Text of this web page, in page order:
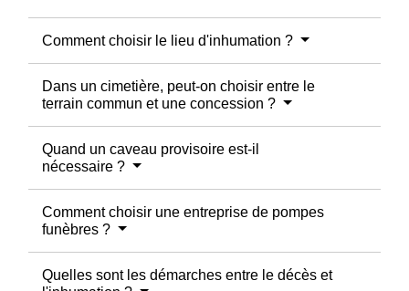
Comment choisir le lieu d'inhumation ?
Dans un cimetière, peut-on choisir entre le
terrain commun et une concession ?
Quand un caveau provisoire est-il
nécessaire ?
Comment choisir une entreprise de pompes
funèbres ?
Quelles sont les démarches entre le décès et